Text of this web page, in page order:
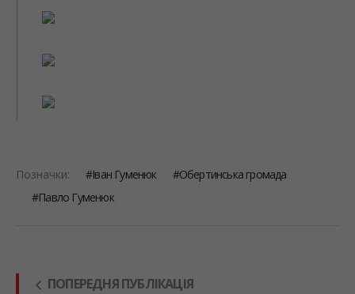
Позначки: Іван Гуменюк
Обертинська громада
Павло Гуменюк
ПОПЕРЕДНЯ ПУБЛІКАЦІЯ